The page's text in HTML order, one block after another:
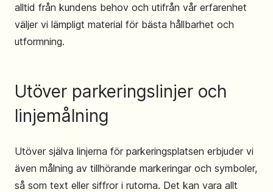
alltid från kundens behov och utifrån vår erfarenhet
väljer vi lämpligt material för bästa hållbarhet och
utformning.
Utöver parkeringslinjer och
linjemålning
Utöver själva linjerna för parkeringsplatsen erbjuder vi
även målning av tillhörande markeringar och symboler,
så som text eller siffror i rutorna. Det kan vara allt